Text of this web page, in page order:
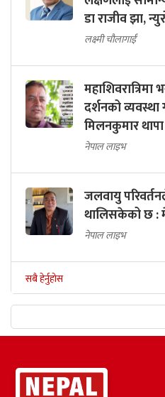
डा राजीव झा,
लक्ष्मी चौलागाईं
दर्शनको
मिलनकुमार थापा
नेपाल लाइभ
जलवायु
थालिसकेको छ :
नेपाल लाइभ
सबै हेर्नुहोस